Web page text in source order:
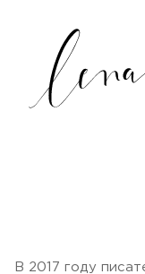
В 2017 году